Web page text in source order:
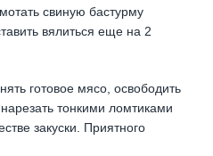
свиную бастурму
вялиться еще на 2
готовое мясо, освободить
тонкими ломтиками
закуски. Приятного